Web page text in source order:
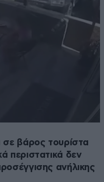
σε βάρος τουρίστα
περιστατικά δεν
ανήλικης